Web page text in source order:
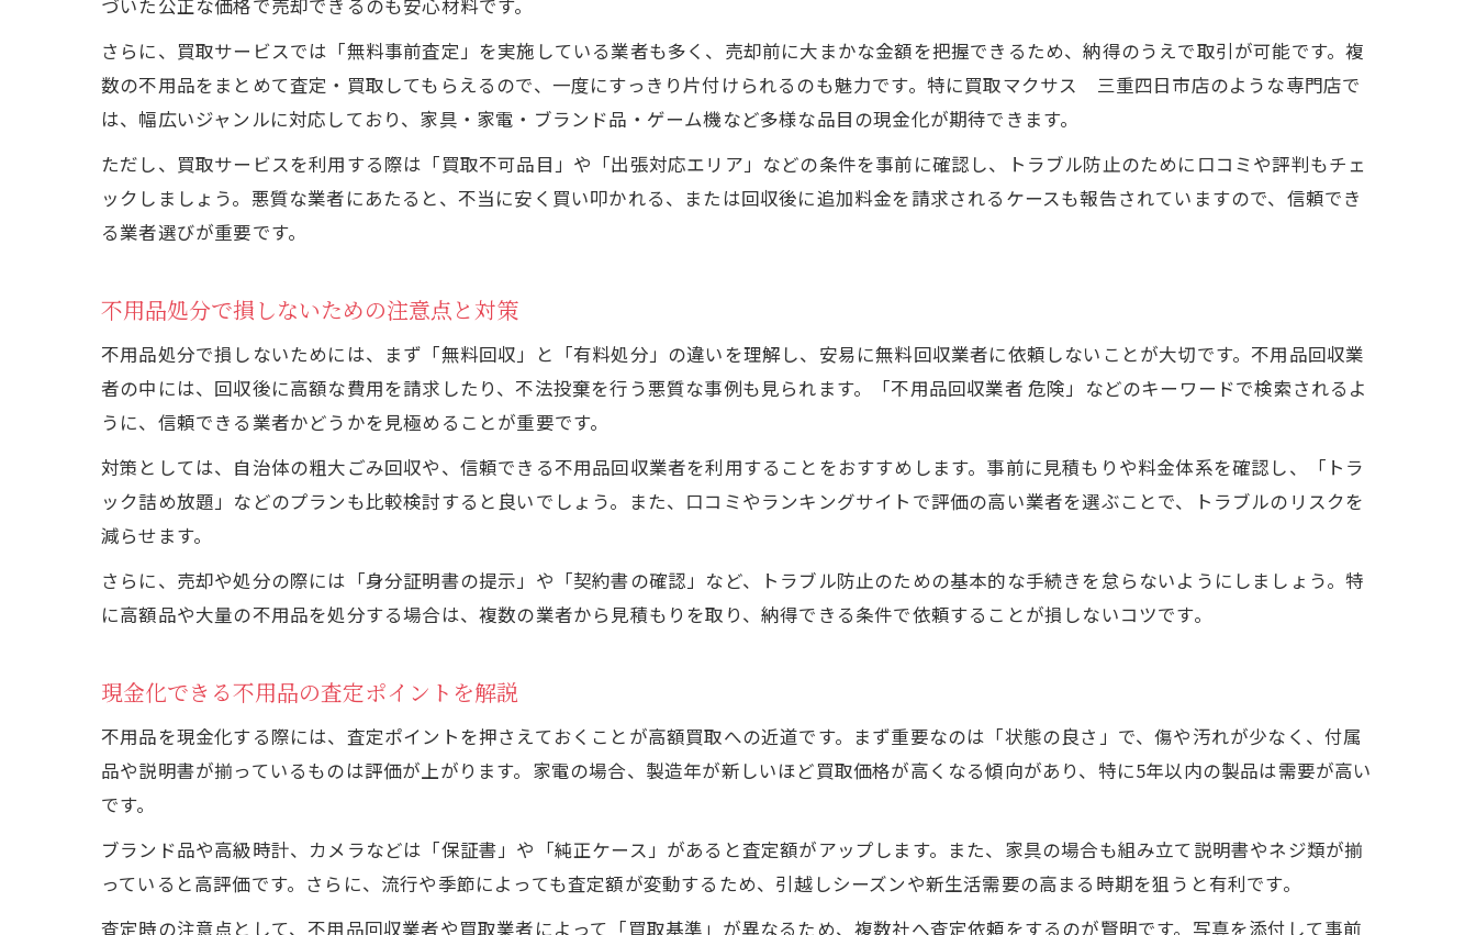
づいた公正な価格で売却できるのも安心材料です。
さらに、買取サービスでは「無料事前査定」を実施している業者も多く、売却前に大まかな金額を把握できるため、納得のうえで取引が可能です。複
数の不用品をまとめて査定・買取してもらえるので、一度にすっきり片付けられるのも魅力です。特に買取マクサス 三重四日市店のような専門店で
は、幅広いジャンルに対応しており、家具・家電・ブランド品・ゲーム機など多様な品目の現金化が期待できます。
ただし、買取サービスを利用する際は「買取不可品目」や「出張対応エリア」などの条件を事前に確認し、トラブル防止のために口コミや評判もチェ
ックしましょう。悪質な業者にあたると、不当に安く買い叩かれる、または回収後に追加料金を請求されるケースも報告されていますので、信頼でき
る業者選びが重要です。
不用品処分で損しないための注意点と対策
不用品処分で損しないためには、まず「無料回収」と「有料処分」の違いを理解し、安易に無料回収業者に依頼しないことが大切です。不用品回収業
者の中には、回収後に高額な費用を請求したり、不法投棄を行う悪質な事例も見られます。「不用品回収業者 危険」などのキーワードで検索されるよ
うに、信頼できる業者かどうかを見極めることが重要です。
対策としては、自治体の粗大ごみ回収や、信頼できる不用品回収業者を利用することをおすすめします。事前に見積もりや料金体系を確認し、「トラ
ック詰め放題」などのプランも比較検討すると良いでしょう。また、口コミやランキングサイトで評価の高い業者を選ぶことで、トラブルのリスクを
減らせます。
さらに、売却や処分の際には「身分証明書の提示」や「契約書の確認」など、トラブル防止のための基本的な手続きを怠らないようにしましょう。特
に高額品や大量の不用品を処分する場合は、複数の業者から見積もりを取り、納得できる条件で依頼することが損しないコツです。
現金化できる不用品の査定ポイントを解説
不用品を現金化する際には、査定ポイントを押さえておくことが高額買取への近道です。まず重要なのは「状態の良さ」で、傷や汚れが少なく、付属
品や説明書が揃っているものは評価が上がります。家電の場合、製造年が新しいほど買取価格が高くなる傾向があり、特に5年以内の製品は需要が高い
です。
ブランド品や高級時計、カメラなどは「保証書」や「純正ケース」があると査定額がアップします。また、家具の場合も組み立て説明書やネジ類が揃
っていると高評価です。さらに、流行や季節によっても査定額が変動するため、引越しシーズンや新生活需要の高まる時期を狙うと有利です。
査定時の注意点として、不用品回収業者や買取業者によって「買取基準」が異なるため、複数社へ査定依頼をするのが賢明です。写真を添付して事前